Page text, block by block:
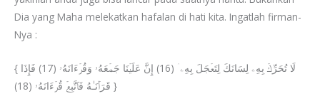
Dia yang Maha melekatkan hafalan di hati kita. Ingatlah firman-
Nya :
{ لَا تُحَرِّكۡ بِهِۦ لِسَانَكَ لِتَعۡجَلَ بِهِۦۤ (16) إِنَّ عَلَیۡنَا جَمۡعَهُۥ وَقُرۡءَانَهُۥ (17) فَإِذَا
قَرَأۡنَـٰهُ فَٱتَّبِعۡ قُرۡءَانَهُۥ (18) }